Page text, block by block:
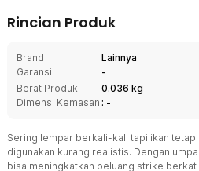
Rincian Produk
Brand
Lainnya
Garansi
-
Berat Produk
0.036 kg
Dimensi Kemasan : -
Sering lempar berkali-kali tapi ikan tetap
digunakan kurang realistis. Dengan
bisa meningkatkan peluang strike